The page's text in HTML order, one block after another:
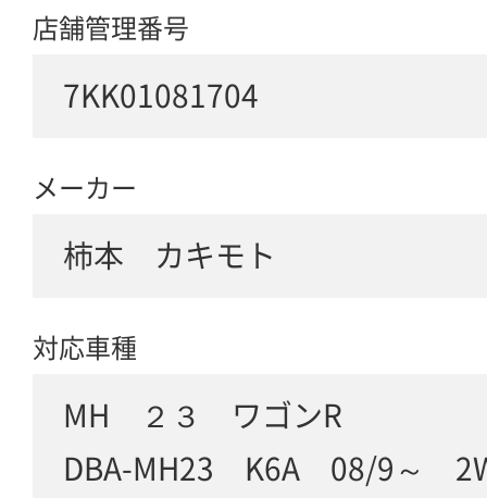
店舗管理番号
7KK01081704
メーカー
柿本 カキモト
対応車種
MH ２３ ワゴンR
DBA-MH23 K6A 08/9～